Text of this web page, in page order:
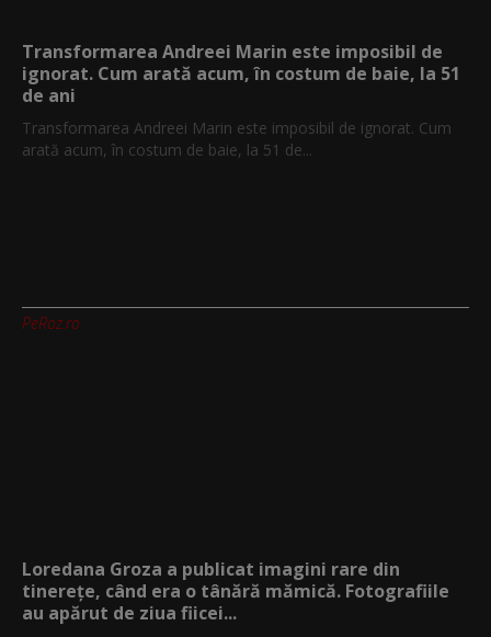
Transformarea Andreei Marin este imposibil de
ignorat. Cum arată acum, în costum de baie, la 51
de ani
Transformarea Andreei Marin este imposibil de ignorat. Cum
arată acum, în costum de baie, la 51 de...
PeRoz.ro
Loredana Groza a publicat imagini rare din
tinerețe, când era o tânără mămică. Fotografiile
au apărut de ziua fiicei...